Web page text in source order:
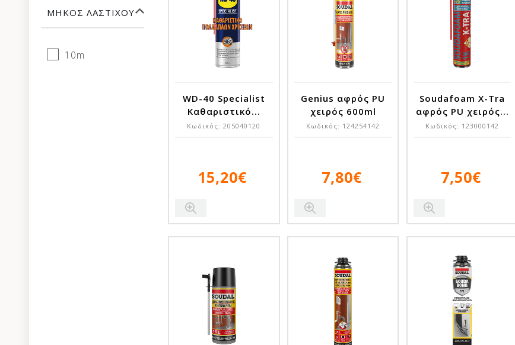
ΜΉΚΟΣ ΛΆΣΤΙΧΟΥ
10m
WD-40 Specialist
Καθαριστικό...
Κωδικός:205040120
15,20€
Genius αφρός PU
χειρός 600ml
Κωδικός: 124254142
7,80€
Soudafoam X-Tra
αφρός PU χειρός...
Κωδικός: 123000142
7,50€